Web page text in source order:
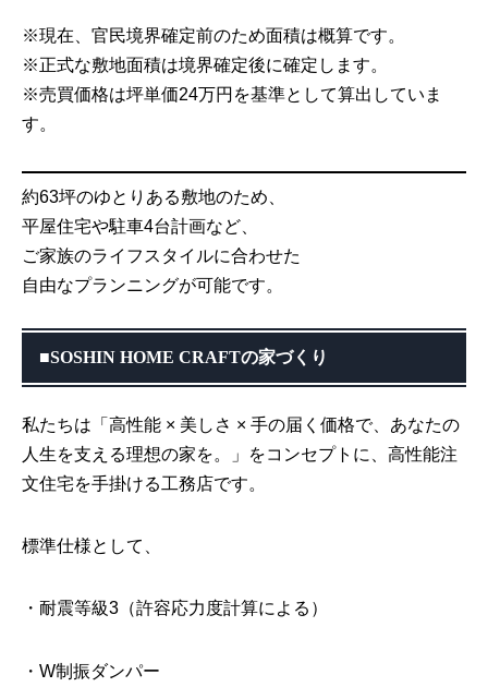
※現在、官民境界確定前のため面積は概算です。
※正式な敷地面積は境界確定後に確定します。
※売買価格は坪単価24万円を基準として算出していま
す。
約63坪のゆとりある敷地のため、
平屋住宅や駐車4台計画など、
ご家族のライフスタイルに合わせた
自由なプランニングが可能です。
■SOSHIN HOME CRAFTの家づくり
私たちは「高性能 × 美しさ × 手の届く価格で、あなたの
人生を支える理想の家を。」をコンセプトに、高性能注
文住宅を手掛ける工務店です。
標準仕様として、
・耐震等級3（許容応力度計算による）
・W制振ダンパー